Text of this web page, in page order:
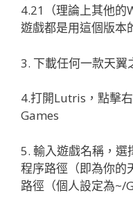
4.21（理論上其他的
遊戲都是用這個版本
3. 下載任何一款天翼
4.打開Lutris，點擊
Games
5. 輸入遊戲名稱，
程序路徑（即為你的
路徑（個人設定為~/